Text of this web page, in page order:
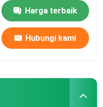
Harga terbaik
Hubungi kami